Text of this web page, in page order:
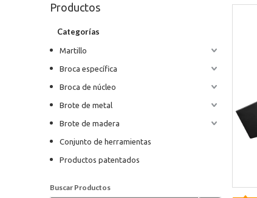
Productos
Categorías
Martillo
Broca específica
Broca de núcleo
Brote de metal
Brote de madera
Conjunto de herramientas
Productos patentados
Buscar Productos